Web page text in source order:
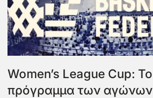
Women’s League Cup: Το
πρόγραμμα των αγώνων